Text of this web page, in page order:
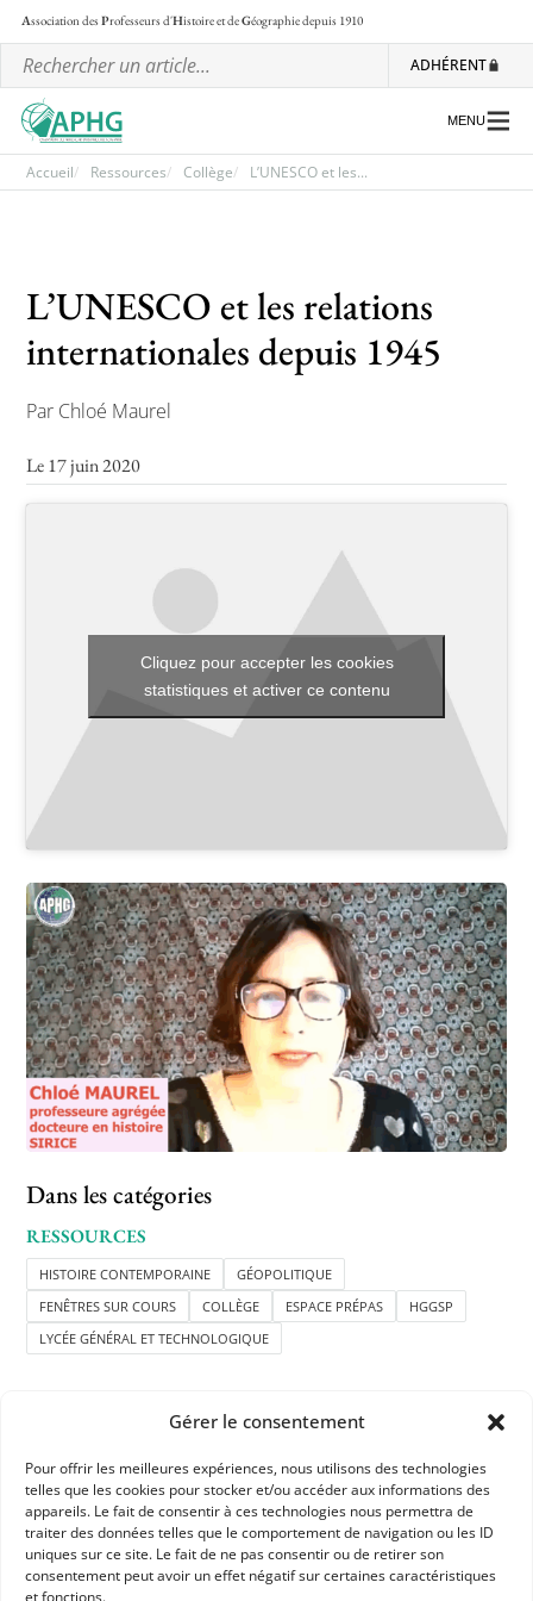
Gérer le consentement
Pour offrir les meilleures expériences, nous utilisons des technologies
telles que les cookies pour stocker et/ou accéder aux informations des
appareils. Le fait de consentir à ces technologies nous permettra de
traiter des données telles que le comportement de navigation ou les ID
uniques sur ce site. Le fait de ne pas consentir ou de retirer son
consentement peut avoir un effet négatif sur certaines caractéristiques
et fonctions.
Association desProfesseurs d'Histoire et deGéographiedepuis 1910
ADHÉRENT
Les régionales
Les ateliers nationaux
Toutes les actualités
Les rendez-vous de l’APHG
Concours de recrutement
Critique d’ouvrages publiés
Culture
MENU
Accueil Ressources Collège L’UNESCO et les...
L’UNESCO et les relations
internationales depuis 1945
Par Chloé Maurel
Le 17 juin 2020
Cliquez pour accepter les cookies
statistiques et activer ce contenu
Dans les catégories
RESSOURCES
HISTOIRE CONTEMPORAINE
GÉOPOLITIQUE
FENÊTRES SUR COURS
COLLÈGE ESPACE PRÉPAS
HGGSP
LYCÉE GÉNÉRAL ET TECHNOLOGIQUE
APHG
Association des professeurs d'histoire et géographie